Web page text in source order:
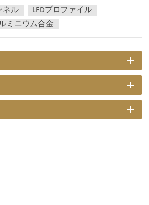
蔽するために設計された特殊なハウジ
アルミニウム合金...
ネル
LEDプロファイル
ミニウム合金